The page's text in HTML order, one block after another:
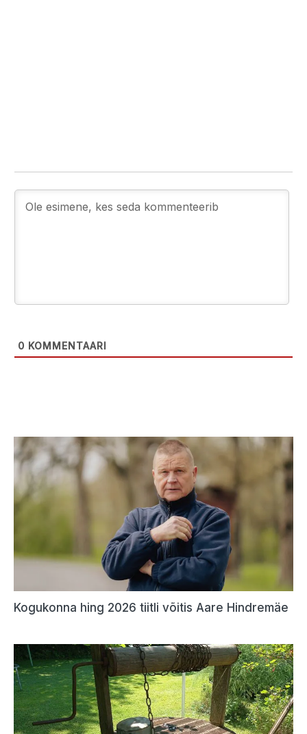
0 KOMMENTAARI
Kogukonna hing 2026 tiitli võitis Aare Hindremäe